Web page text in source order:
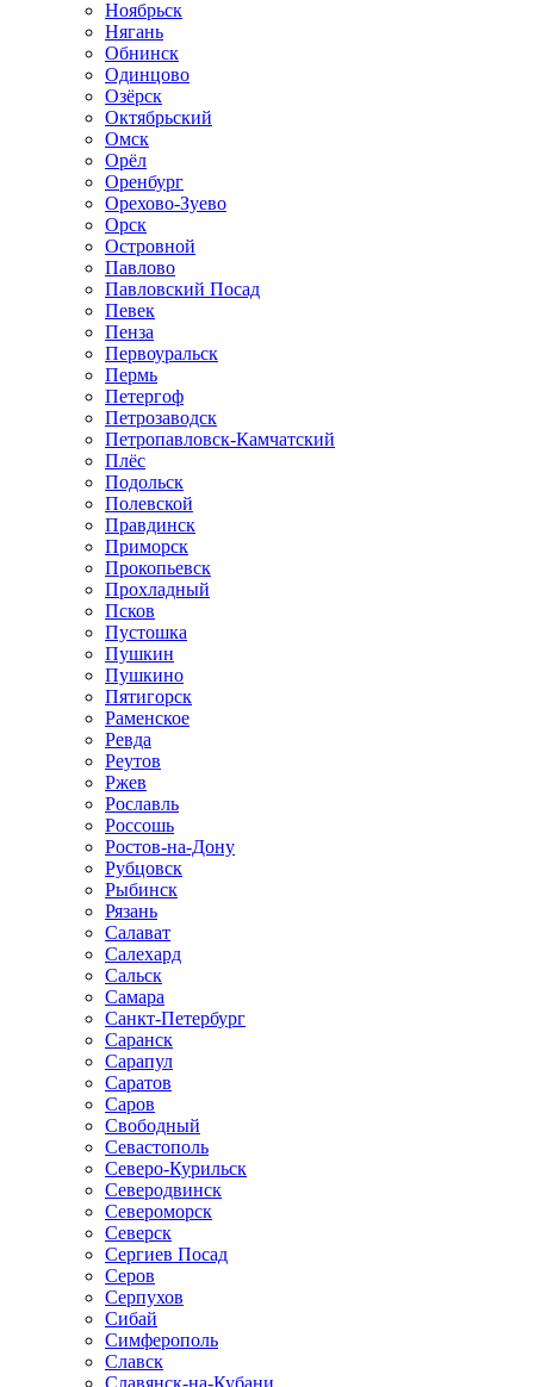
Ноябрьск
Нягань
Обнинск
Одинцово
Озёрск
Октябрьский
Омск
Орёл
Оренбург
Орехово-Зуево
Орск
Островной
Павлово
Павловский Посад
Певек
Пенза
Первоуральск
Пермь
Петергоф
Петрозаводск
Петропавловск-Камчатский
Плёс
Подольск
Полевской
Правдинск
Приморск
Прокопьевск
Прохладный
Псков
Пустошка
Пушкин
Пушкино
Пятигорск
Раменское
Ревда
Реутов
Ржев
Рославль
Россошь
Ростов-на-Дону
Рубцовск
Рыбинск
Рязань
Салават
Салехард
Сальск
Самара
Санкт-Петербург
Саранск
Сарапул
Саратов
Саров
Свободный
Севастополь
Северо-Курильск
Северодвинск
Североморск
Северск
Сергиев Посад
Серов
Серпухов
Сибай
Симферополь
Славск
Славянск-на-Кубани